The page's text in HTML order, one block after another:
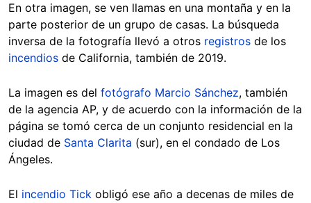
En otra imagen, se ven llamas en una montaña y en la
parte posterior de un grupo de casas. La búsqueda
inversa de la fotografía llevó a otros registros de los
incendios de California, también de 2019.
La imagen es del fotógrafo Marcio Sánchez, también
de la agencia AP, y de acuerdo con la información de la
página se tomó cerca de un conjunto residencial en la
ciudad de Santa Clarita (sur), en el condado de Los
Ángeles.
El incendio Tick obligó ese año a decenas de miles de